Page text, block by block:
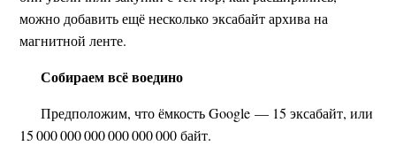
можно добавить ещё несколько эксабайт архива на
магнитной ленте.
Собираем всё воедино
Предположим, что ёмкость Google — 15 эксабайт, или
15 000 000 000 000 000 000 байт.